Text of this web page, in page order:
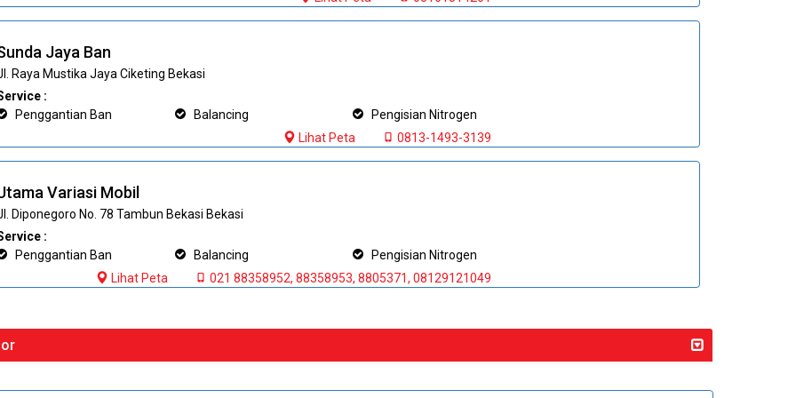
Jaya Ban
Raya Mustika Jaya Ciketing Bekasi
:
Penggantian Ban
Balancing
Pengisian Nitrogen
0813-1493-3139
Lihat Peta
Variasi Mobil
Diponegoro No. 78 Tambun Bekasi Bekasi
:
Penggantian Ban
Balancing
Pengisian Nitrogen
021 88358952, 88358953, 8805371, 08129121049
Lihat Peta